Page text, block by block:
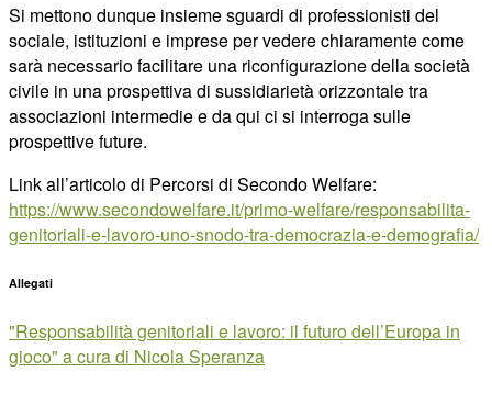
Si mettono dunque insieme sguardi di professionisti del
sociale, istituzioni e imprese per vedere chiaramente come
sarà necessario facilitare una riconfigurazione della società
civile in una prospettiva di sussidiarietà orizzontale tra
associazioni intermedie e da qui ci si interroga sulle
prospettive future.
Link all’articolo di Percorsi di Secondo Welfare:
https://www.secondowelfare.it/primo-welfare/responsabilita-
genitoriali-e-lavoro-uno-snodo-tra-democrazia-e-demografia/
Allegati
"Responsabilità genitoriali e lavoro: il futuro dell’Europa in
gioco" a cura di Nicola Speranza